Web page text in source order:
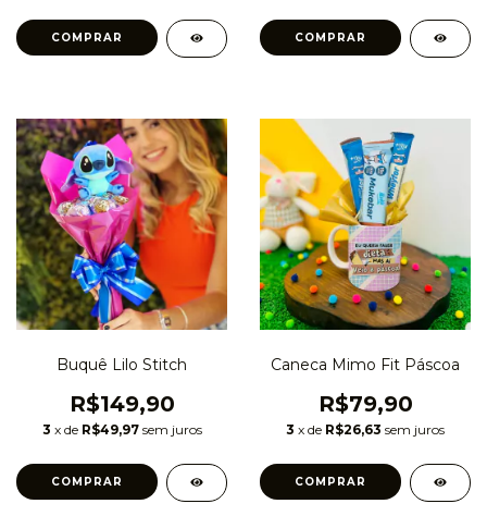
Buquê Lilo Stitch
R$149,90
3 x de R$49,97 sem juros
Caneca Mimo Fit Páscoa
R$79,90
3 x de R$26,63 sem juros